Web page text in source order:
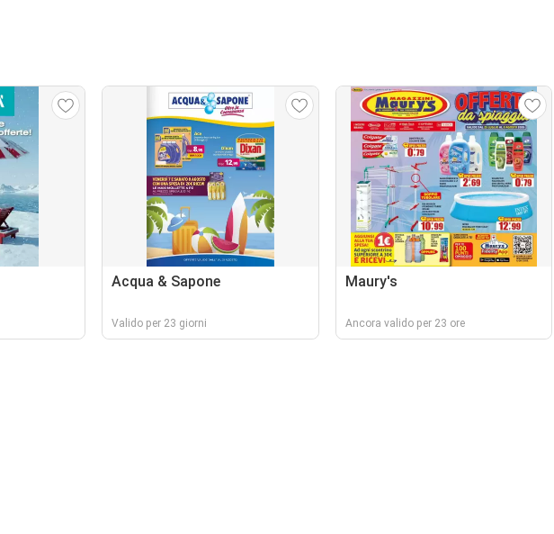
Acqua & Sapone
Valido per 23 giorni
Maury's
Ancora valido per 23 ore